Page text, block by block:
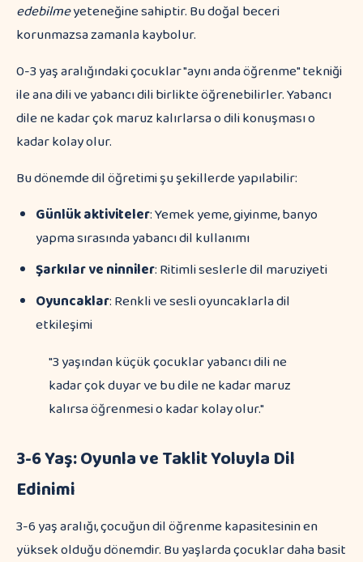
edebilmeyeteneğine sahiptir. Bu doğal beceri
korunmazsa zamanla kaybolur.
0-3 yaş aralığındaki çocuklar "aynı anda öğrenme" tekniği
ile ana dili ve yabancı dili birlikte öğrenebilirler. Yabancı
dile ne kadar çok maruz kalırlarsa o dili konuşması o
kadar kolay olur.
Bu dönemde dil öğretimi şu şekillerde yapılabilir:
Günlük aktiviteler: Yemek yeme, giyinme, banyo
yapma sırasında yabancı dil kullanımı
Şarkılar ve ninniler: Ritimli seslerle dil maruziyeti
Oyuncaklar: Renkli ve sesli oyuncaklarla dil
etkileşimi
"3 yaşından küçük çocuklar yabancı dili ne
kadar çok duyar ve bu dile ne kadar maruz
kalırsa öğrenmesi o kadar kolay olur."
3-6 Yaş: Oyunla ve Taklit Yoluyla Dil
Edinimi
3-6 yaş aralığı, çocuğun dil öğrenme kapasitesinin en
yüksek olduğu dönemdir. Bu yaşlarda çocuklar daha basit